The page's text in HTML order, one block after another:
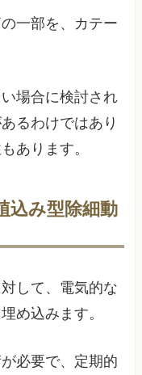
一部を、カテー
場合に検討され
るわけではあり
あります。
込み型除細動
して、電気的な
め込みます。
必要で、定期的